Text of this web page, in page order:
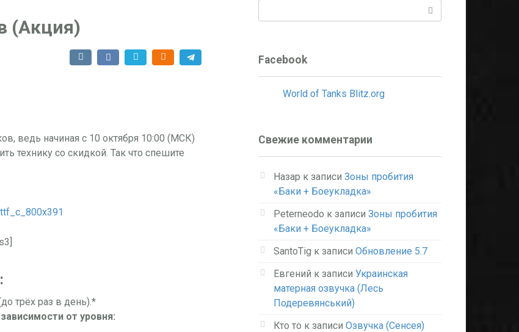
(Акция)
ведь начиная с 10 октября 10:00 (МСК)
технику со скидкой. Так что спешите
трёх раз в день).*
от уровня:
Facebook
World of Tanks Blitz.org
Свежие комментарии
Назар к записи Зоны пробития
«Баки + Боеукладка»
Peterneodo к записи Зоны пробития
«Баки + Боеукладка»
SantoTig к записи Обновление 5.7
Евгений к записи Украинская
матерная озвучка (Лесь
Подеревянський)
Кто то к записи Озвучка (Сенсея)